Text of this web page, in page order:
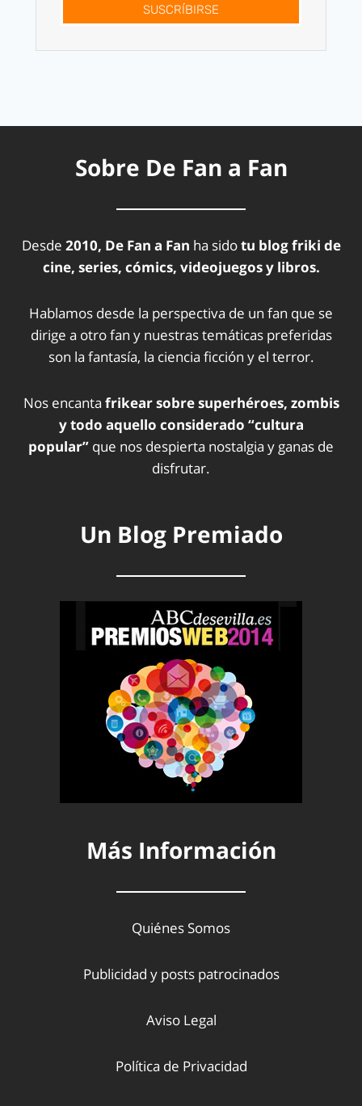
SUSCRÍBIRSE
Sobre De Fan a Fan
Desde 2010, De Fan a Fan ha sidotu blog friki de
cine, series, cómics, videojuegos y libros.
Hablamos desde la perspectiva de un fan que se
dirige a otro fan y nuestras temáticas preferidas
son la fantasía, la ciencia ficción y el terror.
Nos encanta frikear sobre superhéroes, zombis
y todo aquello considerado “cultura
popular” que nos despierta nostalgia y ganas de
disfrutar.
Un Blog Premiado
Más Información
Quiénes Somos
Publicidad y posts patrocinados
Aviso Legal
Política de Privacidad